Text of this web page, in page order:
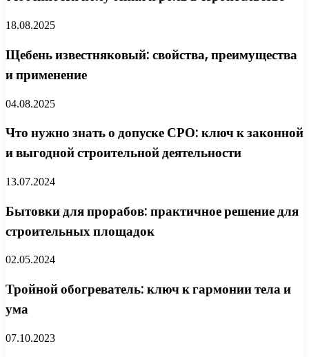
18.08.2025
Щебень известняковый: свойства, преимущества
и применение
04.08.2025
Что нужно знать о допуске СРО: ключ к законной
и выгодной строительной деятельности
13.07.2024
Бытовки для прорабов: практичное решение для
строительных площадок
02.05.2024
Тройной обогреватель: ключ к гармонии тела и
ума
07.10.2023